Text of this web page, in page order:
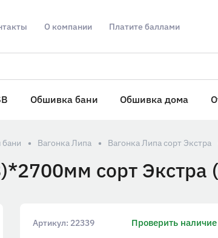
О компании Платите баллами
Обшивка бани Обшивка дома
бани Вагонка Липа Вагонка Липа сорт Экстра
сорт Экстра
Артикул: 22339 Проверить наличие